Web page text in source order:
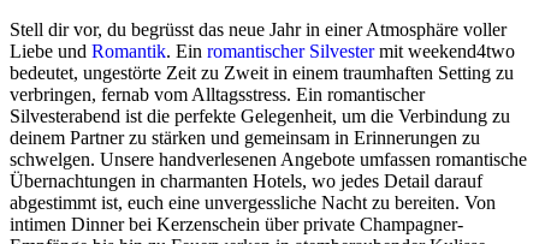
Stell dir vor, du begrüsst das neue Jahr in einer Atmosphäre voller
Liebe und Romantik. Ein romantischer Silvestermit weekend4two
bedeutet, ungestörte Zeit zu Zweit in einem traumhaften Setting zu
verbringen, fernab vom Alltagsstress. Ein romantischer
Silvesterabend ist die perfekte Gelegenheit, um die Verbindung zu
deinem Partner zu stärken und gemeinsam in Erinnerungen zu
schwelgen. Unsere handverlesenen Angebote umfassen romantische
Übernachtungen in charmanten Hotels, wo jedes Detail darauf
abgestimmt ist, euch eine unvergessliche Nacht zu bereiten. Von
intimen Dinner bei Kerzenschein über private Champagner-